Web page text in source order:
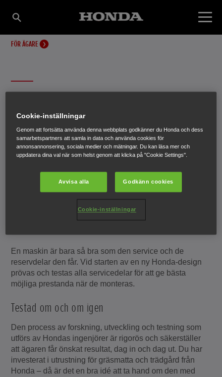
FÖR ÄGARE
HONDA RESERVDELAR
Ge din Honda bästa möjliga prestanda och lång livslängd
– se till att den underhålls med Honda originaldelar.
Originaldelar
En maskin är bara så bra som den service och de
reservdelar den får. Vid starten av en ny Honda-design
prövas och testas alla servicedelar för att ge bästa
möjliga prestanda när de monteras.
Testad om och om igen
Den process av forskning, utveckling och testning som
utförs av Hondas ingenjörer är rigorös och säkerställer
att ägaren får önskat resultat, dag in och dag ut. Du har
investerat i utrustning för gräsmatta och trädgård från
Honda – då är det en bra idé att ta hand om den med
Cookie-inställningar
Genom att fortsätta använda denna webbplats godkänner du Honda och dess
samarbetspartners att samla in data och använda cookies för
annonsannonsering, sociala medier och mätningar. Du kan läsa mer och
uppdatera dina val när som helst genom att klicka på "Cookie Settings".
Avvisa alla Godkänn cookies
Cookie-inställningar